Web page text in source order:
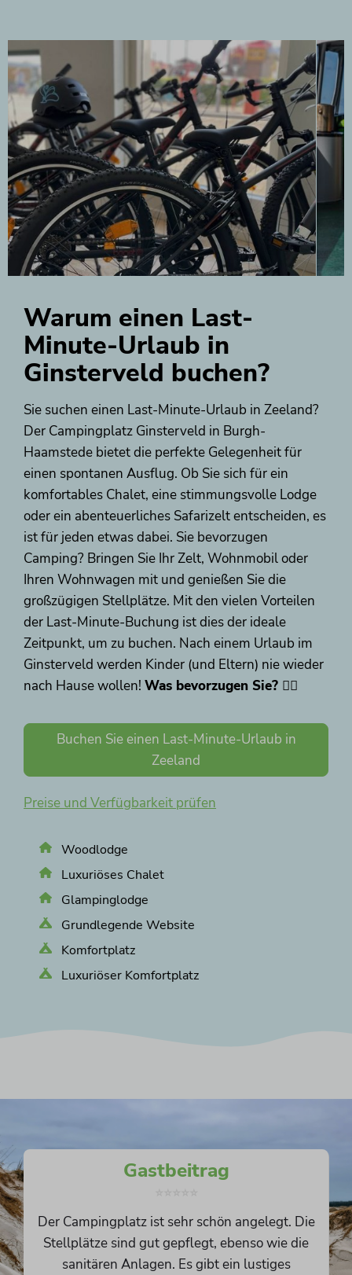
Warum einen Last-
Minute-Urlaub in
Ginsterveld buchen?
Sie suchen einen Last-Minute-Urlaub in Zeeland?
Der Campingplatz Ginsterveld in Burgh-
Haamstede bietet die perfekte Gelegenheit für
einen spontanen Ausflug. Ob Sie sich für ein
komfortables Chalet, eine stimmungsvolle Lodge
oder ein abenteuerliches Safarizelt entscheiden, es
ist für jeden etwas dabei. Sie bevorzugen
Camping? Bringen Sie Ihr Zelt, Wohnmobil oder
Ihren Wohnwagen mit und genießen Sie die
großzügigen Stellplätze. Mit den vielen Vorteilen
der Last-Minute-Buchung ist dies der ideale
Zeitpunkt, um zu buchen. Nach einem Urlaub im
Ginsterveld werden Kinder (und Eltern) nie wieder
nach Hause wollen!Was bevorzugen Sie? 👉🏼
Buchen Sie einen Last-Minute-Urlaub in
Zeeland
Preise und Verfügbarkeit prüfen
Woodlodge
Luxuriöses Chalet
Glampinglodge
Grundlegende Website
Komfortplatz
Luxuriöser Komfortplatz
Gastbeitrag
Der Campingplatz ist sehr schön angelegt. Die
Stellplätze sind gut gepflegt, ebenso wie die
sanitären Anlagen. Es gibt ein lustiges